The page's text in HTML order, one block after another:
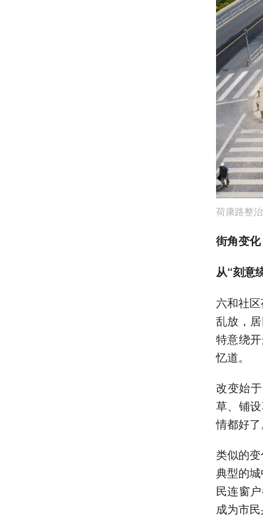
荷康路整
街角变化
从“刻意
六和社
乱放，
特意绕
忆道。
改变始
草、铺
情都好
类似的
典型的
民连窗
成为市